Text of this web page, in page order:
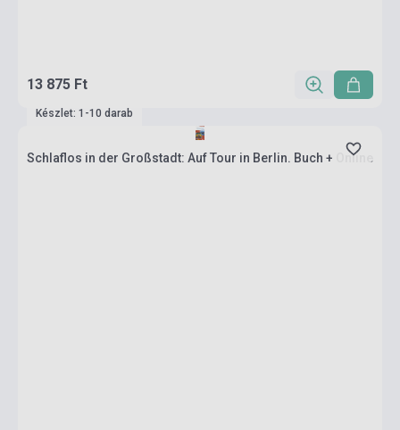
13 875 Ft
Készlet: 1-10 darab
Schlaflos in der Großstadt: Auf Tour in Berlin. Buch + Online